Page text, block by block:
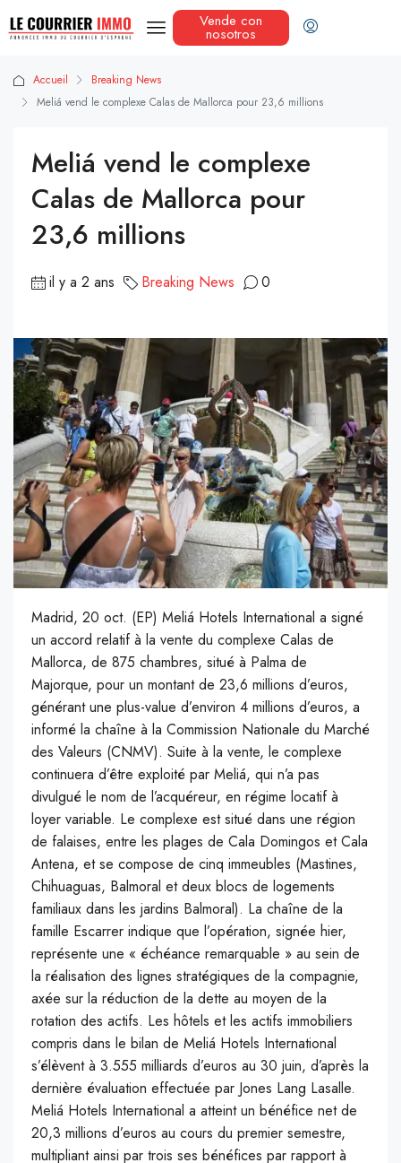
Vende con
nosotros
Accueil
Breaking News
Meliá vend le complexe Calas de Mallorca pour 23,6 millions
Meliá vend le complexe
Calas de Mallorca pour
23,6 millions
il y a 2 ans Breaking News 0
Madrid, 20 oct. (EP) Meliá Hotels International a signé
un accord relatif à la vente du complexe Calas de
Mallorca, de 875 chambres, situé à Palma de
Majorque, pour un montant de 23,6 millions d’euros,
générant une plus-value d’environ 4 millions d’euros, a
informé la chaîne à la Commission Nationale du Marché
des Valeurs (CNMV). Suite à la vente, le complexe
continuera d’être exploité par Meliá, qui n’a pas
divulgué le nom de l’acquéreur, en régime locatif à
loyer variable. Le complexe est situé dans une région
de falaises, entre les plages de Cala Domingos et Cala
Antena, et se compose de cinq immeubles (Mastines,
Chihuaguas, Balmoral et deux blocs de logements
familiaux dans les jardins Balmoral). La chaîne de la
famille Escarrer indique que l’opération, signée hier,
représente une « échéance remarquable » au sein de
la réalisation des lignes stratégiques de la compagnie,
axée sur la réduction de la dette au moyen de la
rotation des actifs. Les hôtels et les actifs immobiliers
compris dans le bilan de Meliá Hotels International
s’élèvent à 3.555 milliards d’euros au 30 juin, d’après la
dernière évaluation effectuée par Jones Lang Lasalle.
Meliá Hotels International a atteint un bénéfice net de
20,3 millions d’euros au cours du premier semestre,
multipliant ainsi par trois ses bénéfices par rapport à